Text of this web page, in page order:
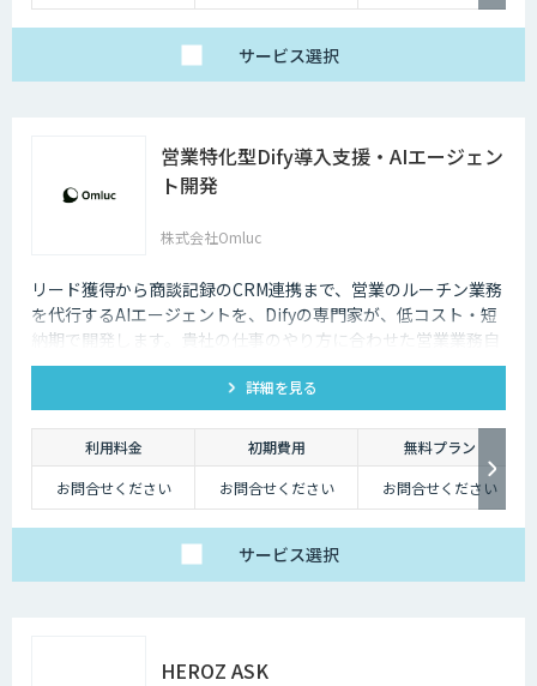
サービス選択
営業特化型Dify導入支援・AIエージェン
ト開発
株式会社Omluc
リード獲得から商談記録のCRM連携まで、営業のルーチン業務
を代行するAIエージェントを、Difyの専門家が、低コスト・短
納期で開発します。貴社の仕事のやり方に合わせた営業業務自
動化をサポートします。
詳細を見る
利用料金 初期費用
無料プラン
お問合せください
お問合せください お問合せください
サービス選択
HEROZ ASK